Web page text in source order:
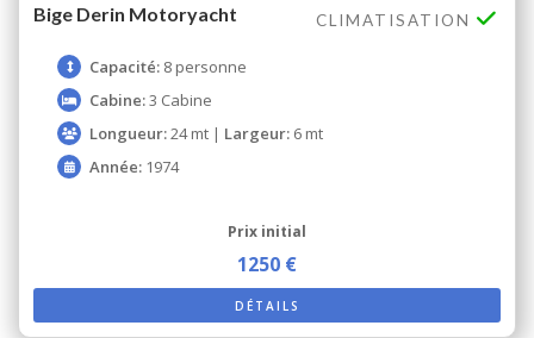
Bige Derin Motoryacht CLIMATISATION
Capacité: 8 personne
Cabine:3 Cabine
Longueur:24 mt | Largeur: 6 mt
Année: 1974
Prix ​​initial
1250 €
DÉTAILS